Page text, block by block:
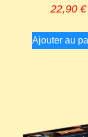
22,90€
Ajouter au